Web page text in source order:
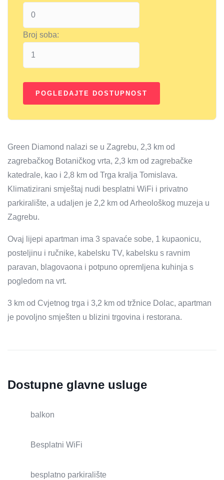
Broj soba:
Green Diamond nalazi se u Zagrebu, 2,3 km od
zagrebačkog Botaničkog vrta, 2,3 km od zagrebačke
katedrale, kao i 2,8 km od Trga kralja Tomislava.
Klimatizirani smještaj nudi besplatni WiFi i privatno
parkiralište, a udaljen je 2,2 km od Arheološkog muzeja u
Zagrebu.
Ovaj lijepi apartman ima 3 spavaće sobe, 1 kupaonicu,
posteljinu i ručnike, kabelsku TV, kabelsku s ravnim
paravan, blagovaona i potpuno opremljena kuhinja s
pogledom na vrt.
3 km od Cvjetnog trga i 3,2 km od tržnice Dolac, apartman
je povoljno smješten u blizini trgovina i restorana.
Dostupne glavne usluge
balkon
Besplatni WiFi
besplatno parkiralište